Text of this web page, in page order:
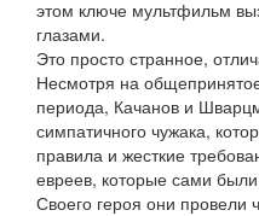
этом ключе мультфильм
глазами.
Это просто странное,
Несмотря на
периода, Качанов и
симпатичного чужака,
правила и жесткие
евреев, которые сами
Своего героя они провели